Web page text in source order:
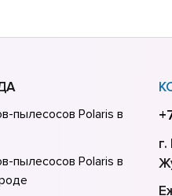
пылесосов Polaris в
пылесосов Polaris в